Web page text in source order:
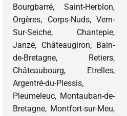
Bourgbarré, Saint-Herblon,
Orgères, Corps-Nuds, Vern-
Sur-Seiche, Chantepie,
Janzé, Châteaugiron, Bain-
de-Bretagne, Retiers,
Châteaubourg, Etrelles,
Argentré-du-Plessis,
Pleumeleuc, Montauban-de-
Bretagne, Montfort-sur-Meu,